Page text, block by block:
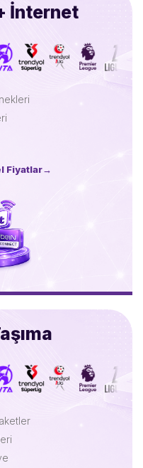
İnternet
Fiyatlar→